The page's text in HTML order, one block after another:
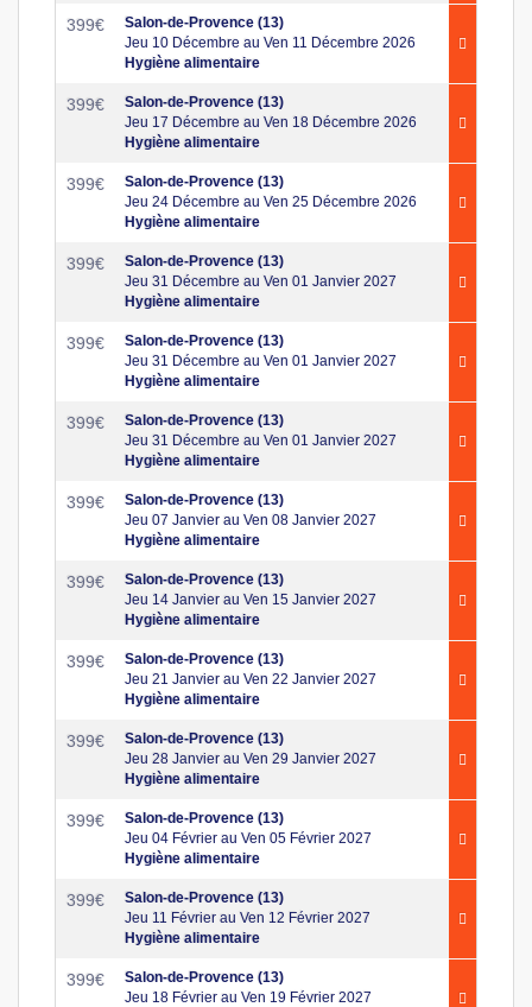
399€
Salon-de-Provence (13)
Jeu 10 Décembre au Ven 11 Décembre 2026
Hygiène alimentaire
399€
Salon-de-Provence (13)
Jeu 17 Décembre au Ven 18 Décembre 2026
Hygiène alimentaire
399€
Salon-de-Provence (13)
Jeu 24 Décembre au Ven 25 Décembre 2026
Hygiène alimentaire
399€
Salon-de-Provence (13)
Jeu 31 Décembre au Ven 01 Janvier 2027
Hygiène alimentaire
399€
Salon-de-Provence (13)
Jeu 31 Décembre au Ven 01 Janvier 2027
Hygiène alimentaire
399€
Salon-de-Provence (13)
Jeu 31 Décembre au Ven 01 Janvier 2027
Hygiène alimentaire
399€
Salon-de-Provence (13)
Jeu 07 Janvier au Ven 08 Janvier 2027
Hygiène alimentaire
399€
Salon-de-Provence (13)
Jeu 14 Janvier au Ven 15 Janvier 2027
Hygiène alimentaire
399€
Salon-de-Provence (13)
Jeu 21 Janvier au Ven 22 Janvier 2027
Hygiène alimentaire
399€
Salon-de-Provence (13)
Jeu 28 Janvier au Ven 29 Janvier 2027
Hygiène alimentaire
399€
Salon-de-Provence (13)
Jeu 04 Février au Ven 05 Février 2027
Hygiène alimentaire
399€
Salon-de-Provence (13)
Jeu 11 Février au Ven 12 Février 2027
Hygiène alimentaire
399€
Salon-de-Provence (13)
Jeu 18 Février au Ven 19 Février 2027